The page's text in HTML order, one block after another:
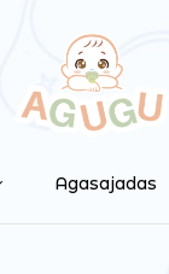
Agasajadas